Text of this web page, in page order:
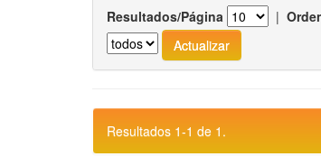
Resultados/Página |
Resultados 1-1 de 1.